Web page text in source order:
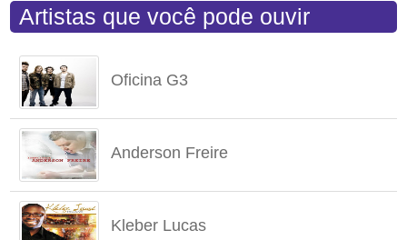
Artistas que você pode ouvir
Oficina G3
Anderson Freire
Kleber Lucas